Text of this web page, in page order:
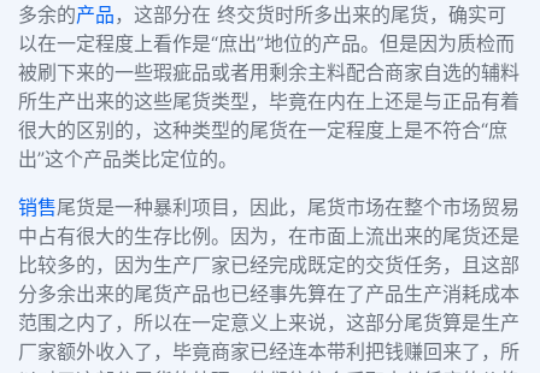
多余的产品 ，这部分在 终交货时所多出来的尾货，确实可
以在一定程度上看作是“庶出”地位的产品。但是因为质检而
被刷下来的一些瑕疵品或者用剩余主料配合商家自选的辅料
所生产出来的这些尾货类型，毕竟在内在上还是与正品有着
很大的区别的，这种类型的尾货在一定程度上是不符合“庶
出”这个产品类比定位的。
销售尾货是一种暴利项目，因此，尾货市场在整个市场贸易
中占有很大的生存比例。因为，在市面上流出来的尾货还是
比较多的，因为生产厂家已经完成既定的交货任务，且这部
分多余出来的尾货产品也已经事先算在了产品生产消耗成本
范围之内了，所以在一定意义上来说，这部分尾货算是生产
厂家额外收入了，毕竟商家已经连本带利把钱赚回来了，所